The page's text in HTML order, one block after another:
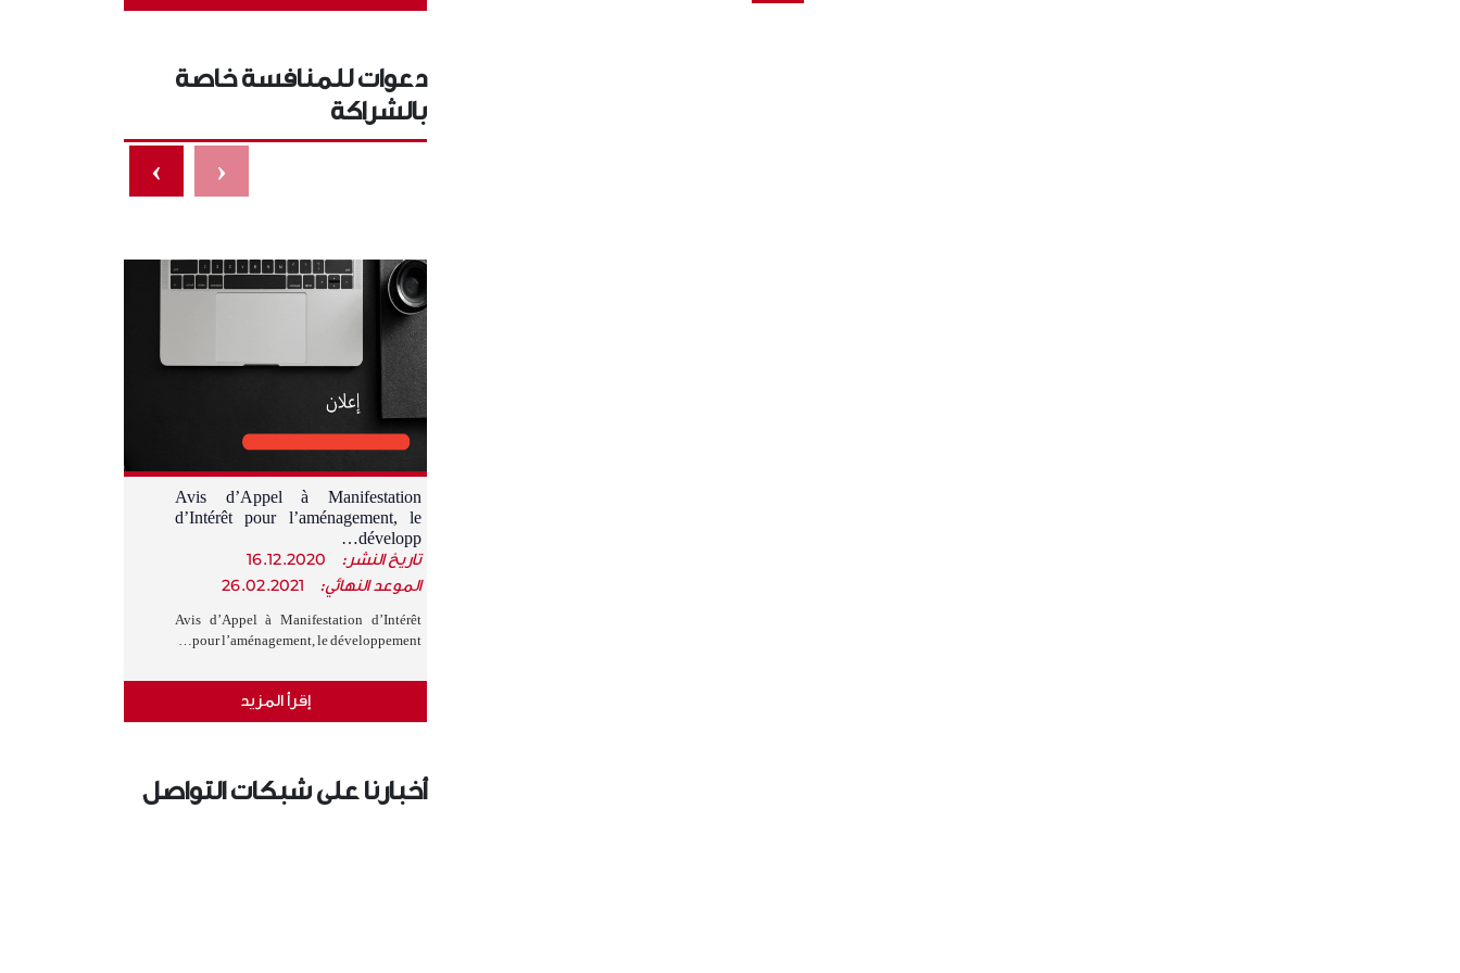
دعوات للمنافسة خاصة
بالشراكة
Avis d’Appel à Manifestation
d’Intérêt pour l’aménagement, le
développ…
تاريخ النشر:
16.12.2020
الموعد النهائي: 26.02.2021
Avis d’Appel à Manifestation d’Intérêt
pour l’aménagement, le développement…
إقرأ المزيد
‹
›
أخبارنا على شبكات التواصل